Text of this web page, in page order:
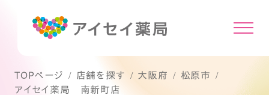
TOPページ 店舗を探す 大阪府
松原市
アイセイ薬局 南新町店